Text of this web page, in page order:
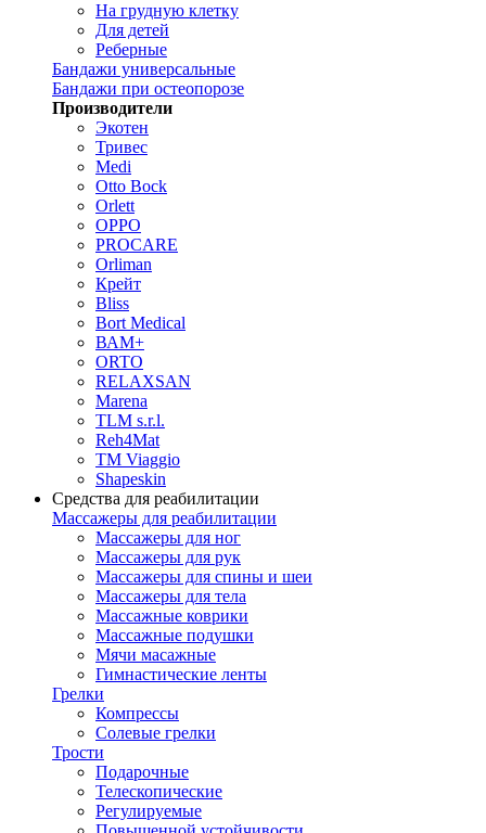
На грудную клетку
Для детей
Реберные
Бандажи универсальные
Бандажи при остеопорозе
Производители
Экотен
Тривес
Medi
Otto Bock
Orlett
OPPO
PROCARE
Orliman
Крейт
Bliss
Bort Medical
ВАМ+
ORTO
RELAXSAN
Marena
TLM s.r.l.
Reh4Mat
TM Viaggio
Shapeskin
Средства для реабилитации
Массажеры для реабилитации
Массажеры для ног
Массажеры для рук
Массажеры для спины и шеи
Массажеры для тела
Массажные коврики
Массажные подушки
Мячи масажные
Гимнастические ленты
Грелки
Компрессы
Солевые грелки
Трости
Подарочные
Телескопические
Регулируемые